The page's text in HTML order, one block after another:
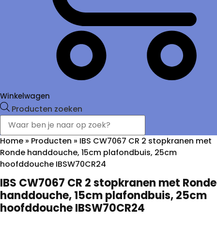
Winkelwagen
Producten zoeken
Home » Producten » IBS CW7067 CR 2 stopkranen met
Ronde handdouche, 15cm plafondbuis, 25cm
hoofddouche IBSW70CR24
IBS CW7067 CR 2 stopkranen met Ronde
handdouche, 15cm plafondbuis, 25cm
hoofddouche IBSW70CR24